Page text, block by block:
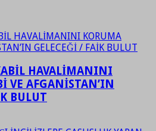
HAVALİMANINI
VE AFGANİSTAN’IN
BULUT